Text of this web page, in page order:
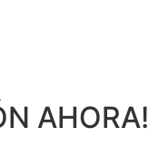
AHORA!